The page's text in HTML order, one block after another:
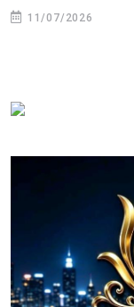
11/07/2026